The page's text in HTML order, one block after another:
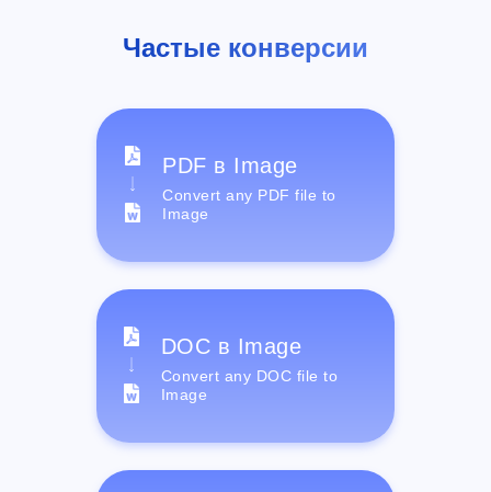
Частые конверсии
PDF в Image
Convert any PDF file to
Image
DOC в Image
Convert any DOC file to
Image